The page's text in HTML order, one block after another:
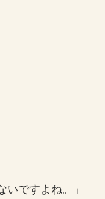
いですよね。」